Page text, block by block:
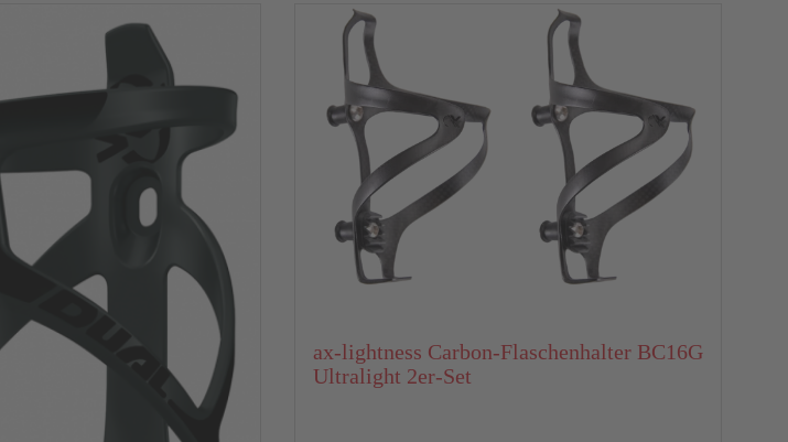
ax-lightness Carbon-Flaschenhalter BC16G
Ultralight 2er-Set